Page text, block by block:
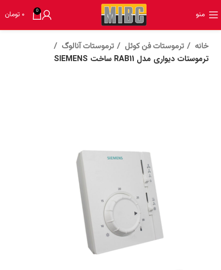
منو 0 ۰ تومان
خانه ترموستات فن کوئل
ترموستات آنالوگ
ترموستات دیواری مدل RAB11 ساخت SIEMENS